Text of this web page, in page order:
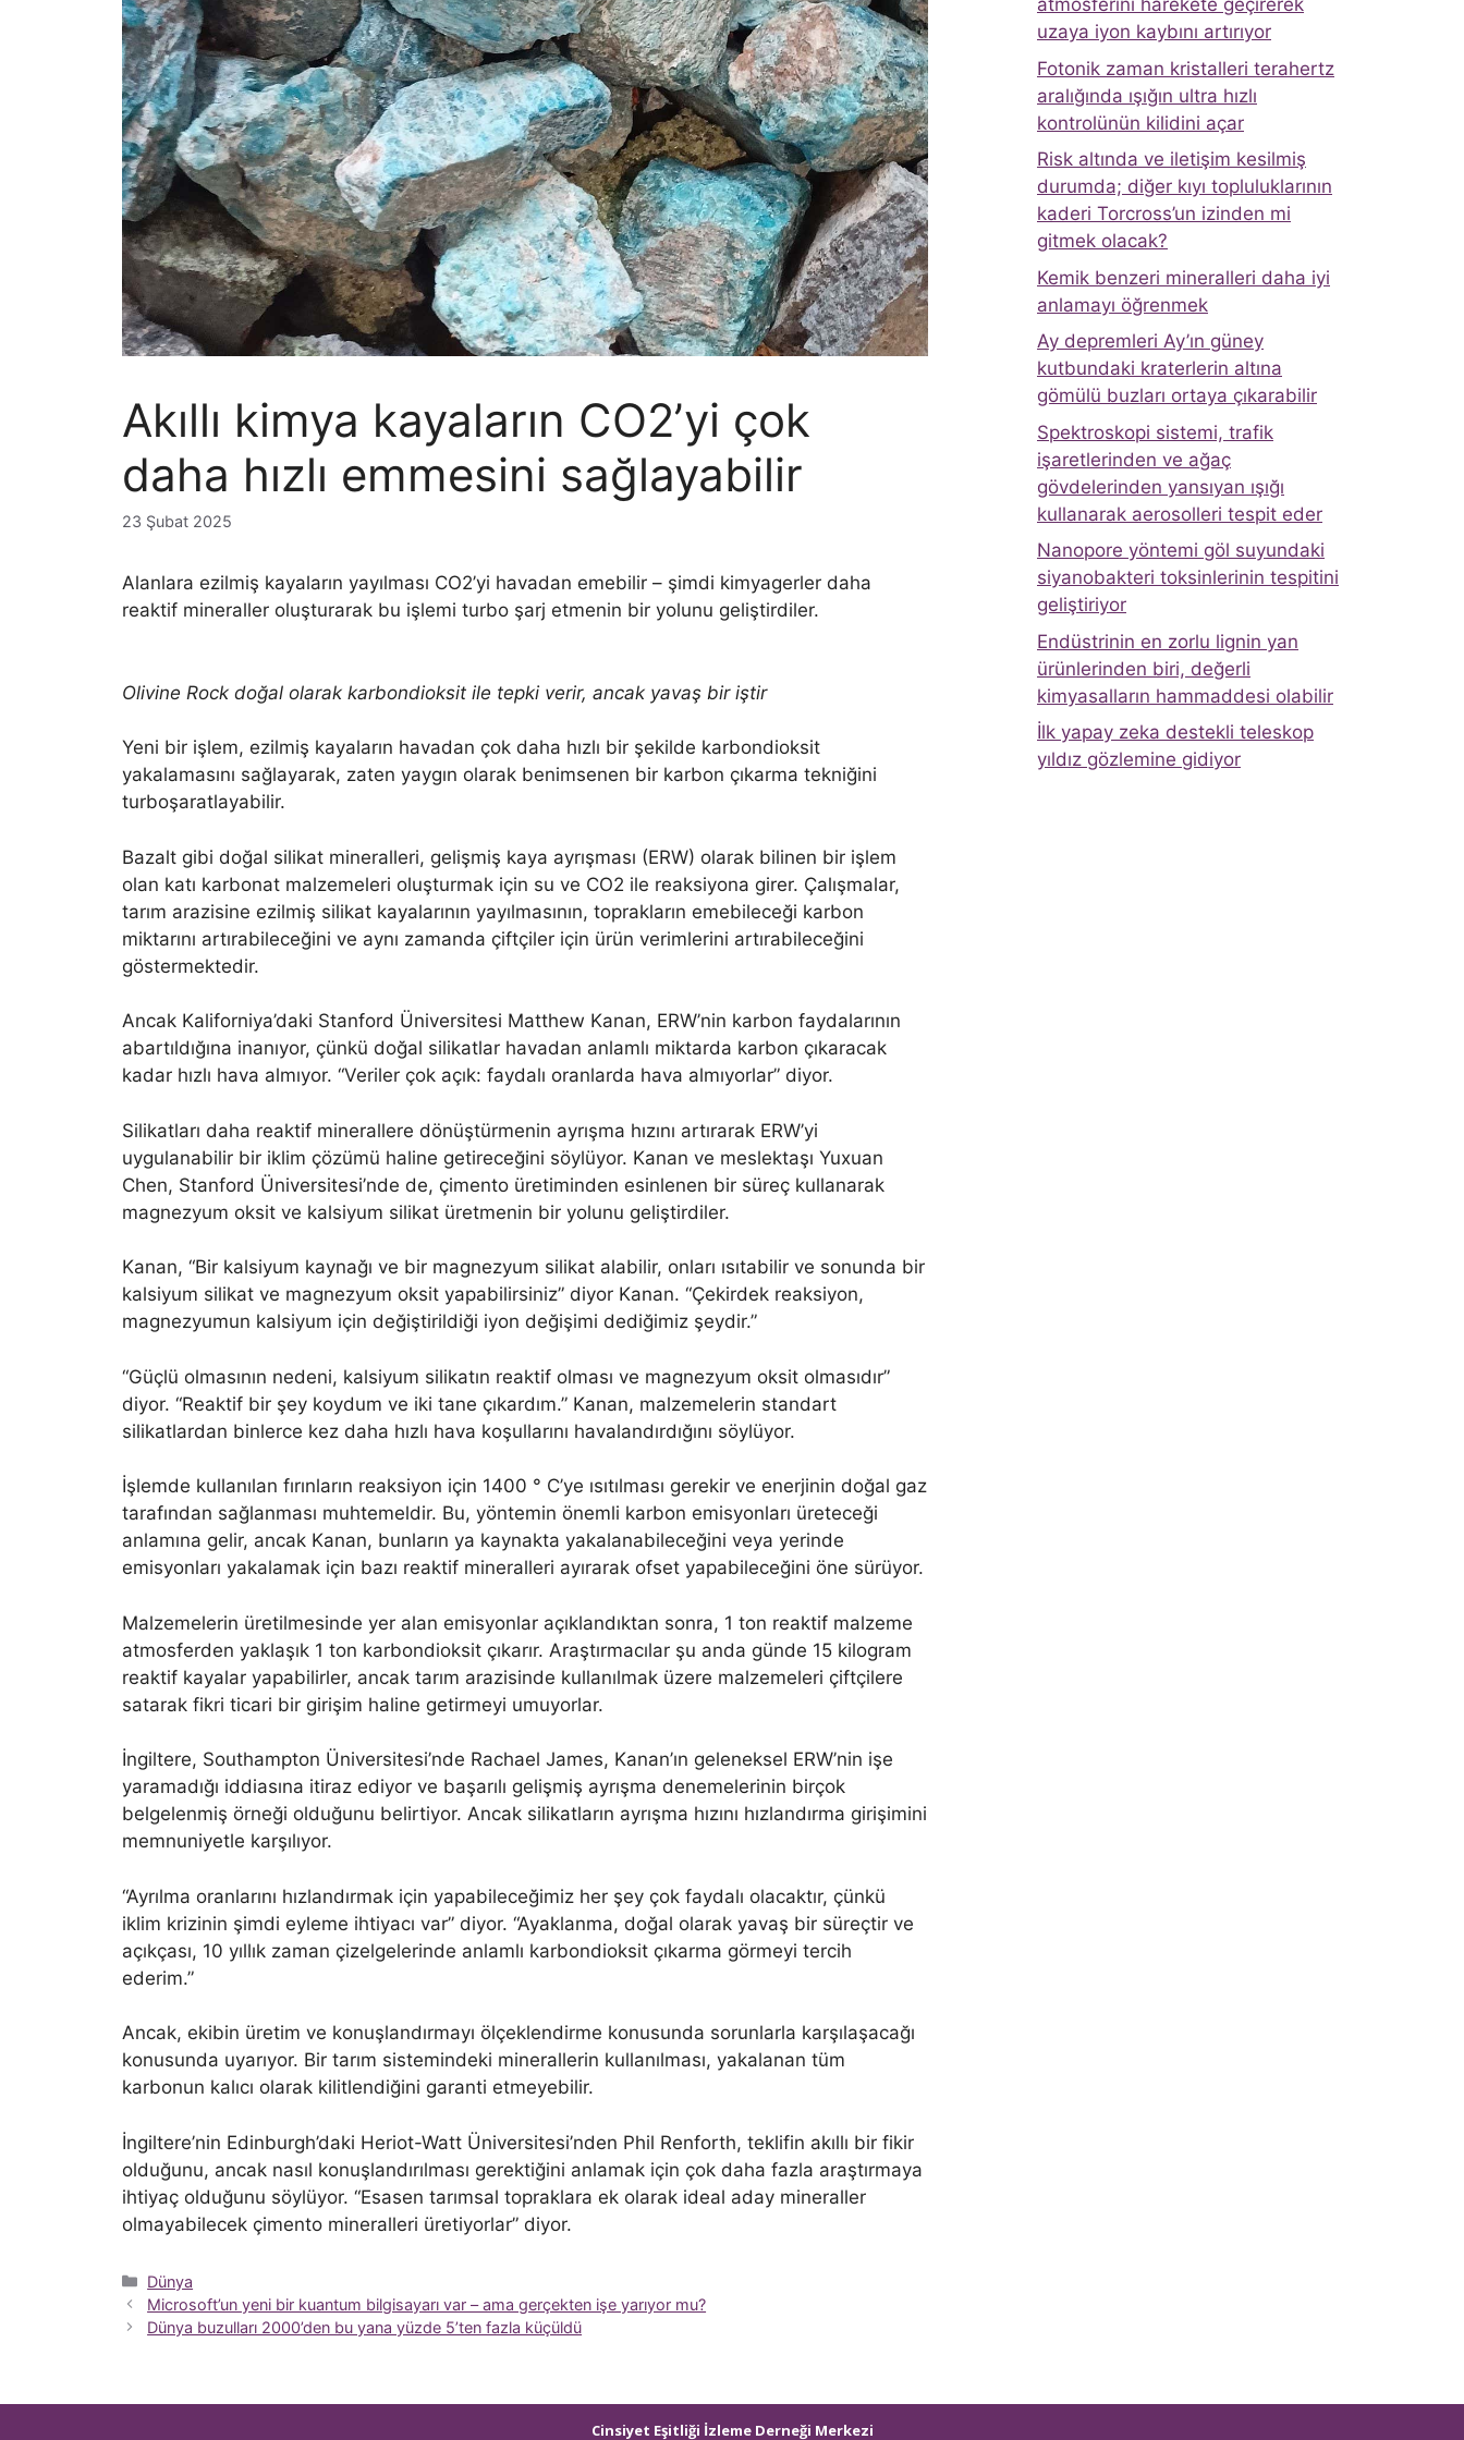
Akıllı kimya kayaların CO2’yi çok
daha hızlı emmesini sağlayabilir
23 Şubat 2025
Alanlara ezilmiş kayaların yayılması CO2’yi havadan emebilir – şimdi kimyagerler daha
reaktif mineraller oluşturarak bu işlemi turbo şarj etmenin bir yolunu geliştirdiler.
Olivine Rock doğal olarak karbondioksit ile tepki verir, ancak yavaş bir iştir
Yeni bir işlem, ezilmiş kayaların havadan çok daha hızlı bir şekilde karbondioksit
yakalamasını sağlayarak, zaten yaygın olarak benimsenen bir karbon çıkarma tekniğini
turboşaratlayabilir.
Bazalt gibi doğal silikat mineralleri, gelişmiş kaya ayrışması (ERW) olarak bilinen bir işlem
olan katı karbonat malzemeleri oluşturmak için su ve CO2 ile reaksiyona girer. Çalışmalar,
tarım arazisine ezilmiş silikat kayalarının yayılmasının, toprakların emebileceği karbon
miktarını artırabileceğini ve aynı zamanda çiftçiler için ürün verimlerini artırabileceğini
göstermektedir.
Ancak Kaliforniya’daki Stanford Üniversitesi Matthew Kanan, ERW’nin karbon faydalarının
abartıldığına inanıyor, çünkü doğal silikatlar havadan anlamlı miktarda karbon çıkaracak
kadar hızlı hava almıyor. “Veriler çok açık: faydalı oranlarda hava almıyorlar” diyor.
Silikatları daha reaktif minerallere dönüştürmenin ayrışma hızını artırarak ERW’yi
uygulanabilir bir iklim çözümü haline getireceğini söylüyor. Kanan ve meslektaşı Yuxuan
Chen, Stanford Üniversitesi’nde de, çimento üretiminden esinlenen bir süreç kullanarak
magnezyum oksit ve kalsiyum silikat üretmenin bir yolunu geliştirdiler.
Kanan, “Bir kalsiyum kaynağı ve bir magnezyum silikat alabilir, onları ısıtabilir ve sonunda bir
kalsiyum silikat ve magnezyum oksit yapabilirsiniz” diyor Kanan. “Çekirdek reaksiyon,
magnezyumun kalsiyum için değiştirildiği iyon değişimi dediğimiz şeydir.”
“Güçlü olmasının nedeni, kalsiyum silikatın reaktif olması ve magnezyum oksit olmasıdır”
diyor. “Reaktif bir şey koydum ve iki tane çıkardım.” Kanan, malzemelerin standart
silikatlardan binlerce kez daha hızlı hava koşullarını havalandırdığını söylüyor.
İşlemde kullanılan fırınların reaksiyon için 1400 ° C’ye ısıtılması gerekir ve enerjinin doğal gaz
tarafından sağlanması muhtemeldir. Bu, yöntemin önemli karbon emisyonları üreteceği
anlamına gelir, ancak Kanan, bunların ya kaynakta yakalanabileceğini veya yerinde
emisyonları yakalamak için bazı reaktif mineralleri ayırarak ofset yapabileceğini öne sürüyor.
Malzemelerin üretilmesinde yer alan emisyonlar açıklandıktan sonra, 1 ton reaktif malzeme
atmosferden yaklaşık 1 ton karbondioksit çıkarır. Araştırmacılar şu anda günde 15 kilogram
reaktif kayalar yapabilirler, ancak tarım arazisinde kullanılmak üzere malzemeleri çiftçilere
satarak fikri ticari bir girişim haline getirmeyi umuyorlar.
İngiltere, Southampton Üniversitesi’nde Rachael James, Kanan’ın geleneksel ERW’nin işe
yaramadığı iddiasına itiraz ediyor ve başarılı gelişmiş ayrışma denemelerinin birçok
belgelenmiş örneği olduğunu belirtiyor. Ancak silikatların ayrışma hızını hızlandırma girişimini
memnuniyetle karşılıyor.
“Ayrılma oranlarını hızlandırmak için yapabileceğimiz her şey çok faydalı olacaktır, çünkü
iklim krizinin şimdi eyleme ihtiyacı var” diyor. “Ayaklanma, doğal olarak yavaş bir süreçtir ve
açıkçası, 10 yıllık zaman çizelgelerinde anlamlı karbondioksit çıkarma görmeyi tercih
ederim.”
Ancak, ekibin üretim ve konuşlandırmayı ölçeklendirme konusunda sorunlarla karşılaşacağı
konusunda uyarıyor. Bir tarım sistemindeki minerallerin kullanılması, yakalanan tüm
karbonun kalıcı olarak kilitlendiğini garanti etmeyebilir.
İngiltere’nin Edinburgh’daki Heriot-Watt Üniversitesi’nden Phil Renforth, teklifin akıllı bir fikir
olduğunu, ancak nasıl konuşlandırılması gerektiğini anlamak için çok daha fazla araştırmaya
ihtiyaç olduğunu söylüyor. “Esasen tarımsal topraklara ek olarak ideal aday mineraller
olmayabilecek çimento mineralleri üretiyorlar” diyor.
Kategoriler
Dünya
Microsoft’un yeni bir kuantum bilgisayarı var – ama gerçekten işe yarıyor mu?
Dünya buzulları 2000’den bu yana yüzde 5’ten fazla küçüldü
atmosferini harekete geçirerek
uzaya iyon kaybını artırıyor
Fotonik zaman kristalleri terahertz
aralığında ışığın ultra hızlı
kontrolünün kilidini açar
Risk altında ve iletişim kesilmiş
durumda; diğer kıyı topluluklarının
kaderi Torcross’un izinden mi
gitmek olacak?
Kemik benzeri mineralleri daha iyi
anlamayı öğrenmek
Ay depremleri Ay’ın güney
kutbundaki kraterlerin altına
gömülü buzları ortaya çıkarabilir
Spektroskopi sistemi, trafik
işaretlerinden ve ağaç
gövdelerinden yansıyan ışığı
kullanarak aerosolleri tespit eder
Nanopore yöntemi göl suyundaki
siyanobakteri toksinlerinin tespitini
geliştiriyor
Endüstrinin en zorlu lignin yan
ürünlerinden biri, değerli
kimyasalların hammaddesi olabilir
İlk yapay zeka destekli teleskop
yıldız gözlemine gidiyor
Cinsiyet Eşitliği İzleme Derneği Merkezi